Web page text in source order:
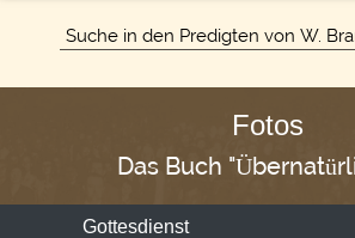
Fotos
Das Buch
Gottesdienst